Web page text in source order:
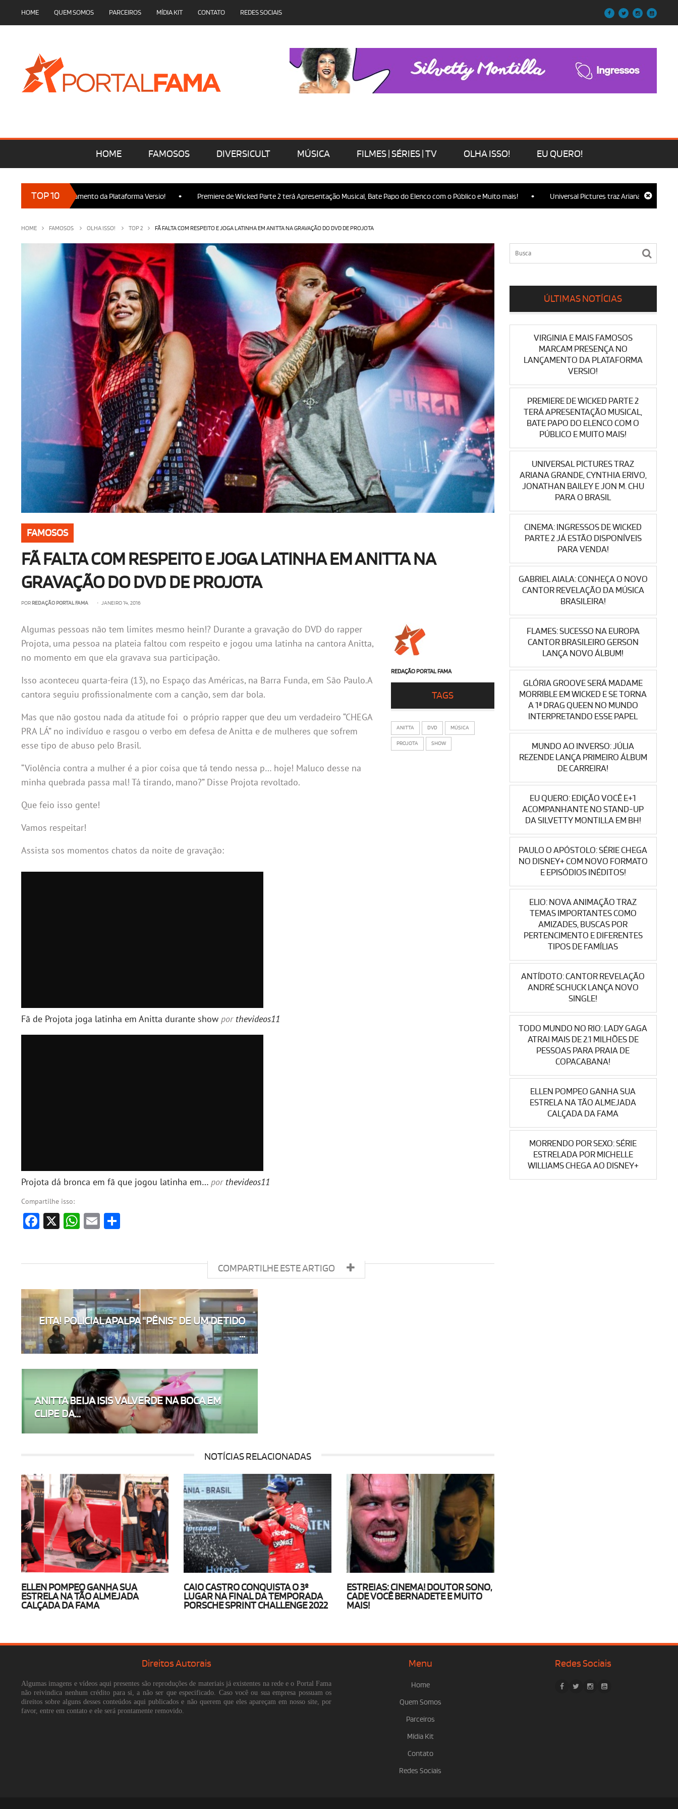
HOME QUEM SOMOS PARCEIROS MÍDIA KIT CONTATO REDES SOCIAIS
HOME FAMOSOS DIVERSICULT MÚSICA FILMES | SÉRIES | TV OLHA ISSO! EU QUERO!
TOP 10
no Lançamento da Plataforma Versio! • Premiere de Wicked Parte 2 terá Apresentação Musical, Bate Papo do Elenco com o Público e Muito mais! • Universal Pictures traz Ariana Grande, Cynthia
HOME FAMOSOS OLHA ISSO! TOP 2 FÃ FALTA COM RESPEITO E JOGA LATINHA EM ANITTA NA GRAVAÇÃO DO DVD DE PROJOTA
FAMOSOS
FÃ FALTA COM RESPEITO E JOGA LATINHA EM ANITTA NA
GRAVAÇÃO DO DVD DE PROJOTA
POR REDAÇÃO PORTAL FAMA • JANEIRO 14, 2016
REDAÇÃO PORTAL FAMA
TAGS
ANITTA DVD MÚSICA
PROJOTA SHOW
Algumas pessoas não tem limites mesmo hein!? Durante a gravação do DVD do rapper
Projota, uma pessoa na plateia faltou com respeito e jogou uma latinha na cantora Anitta,
no momento em que ela gravava sua participação.
Isso aconteceu quarta-feira (13), no Espaço das Américas, na Barra Funda, em São Paulo.A
cantora seguiu profissionalmente com a canção, sem dar bola.
Mas que não gostou nada da atitude foi o próprio rapper que deu um verdadeiro “CHEGA
PRA LÁ” no indivíduo e rasgou o verbo em defesa de Anitta e de mulheres que sofrem
esse tipo de abuso pelo Brasil.
“Violência contra a mulher é a pior coisa que tá tendo nessa p… hoje! Maluco desse na
minha quebrada passa mal! Tá tirando, mano?” Disse Projota revoltado.
Que feio isso gente!
Vamos respeitar!
Assista sos momentos chatos da noite de gravação:
Fã de Projota joga latinha em Anitta durante show por thevideos11
Projota dá bronca em fã que jogou latinha em… por thevideos11
Compartilhe isso:
Facebook
X WhatsApp
Email
COMPARTILHE ESTE ARTIGO
EITA! POLICIAL APALPA "PÊNIS" DE UM DETIDO
...
ANITTA BEIJA ISIS VALVERDE NA BOCA EM
CLIPE DA...
NOTÍCIAS RELACIONADAS
ELLEN POMPEO GANHA SUA
ESTRELA NA TÃO ALMEJADA
CALÇADA DA FAMA
CAIO CASTRO CONQUISTA O 3º
LUGAR NA FINAL DA TEMPORADA
PORSCHE SPRINT CHALLENGE 2022
ESTREIAS: CINEMA! DOUTOR SONO,
CADE VOCÊ BERNADETE E MUITO
MAIS!
ÚLTIMAS NOTÍCIAS
VIRGINIA E MAIS FAMOSOS
MARCAM PRESENÇA NO
LANÇAMENTO DA PLATAFORMA
VERSIO!
PREMIERE DE WICKED PARTE 2
TERÁ APRESENTAÇÃO MUSICAL,
BATE PAPO DO ELENCO COM O
PÚBLICO E MUITO MAIS!
UNIVERSAL PICTURES TRAZ
ARIANA GRANDE, CYNTHIA ERIVO,
JONATHAN BAILEY E JON M. CHU
PARA O BRASIL
CINEMA: INGRESSOS DE WICKED
PARTE 2 JÁ ESTÃO DISPONÍVEIS
PARA VENDA!
GABRIEL AIALA: CONHEÇA O NOVO
CANTOR REVELAÇÃO DA MÚSICA
BRASILEIRA!
FLAMES: SUCESSO NA EUROPA
CANTOR BRASILEIRO GERSON
LANÇA NOVO ÁLBUM!
GLÓRIA GROOVE SERÁ MADAME
MORRIBLE EM WICKED E SE TORNA
A 1ª DRAG QUEEN NO MUNDO
INTERPRETANDO ESSE PAPEL
MUNDO AO INVERSO: JÚLIA
REZENDE LANÇA PRIMEIRO ÁLBUM
DE CARREIRA!
EU QUERO: EDIÇÃO VOCÊ E+1
ACOMPANHANTE NO STAND-UP
DA SILVETTY MONTILLA EM BH!
PAULO O APÓSTOLO: SÉRIE CHEGA
NO DISNEY+ COM NOVO FORMATO
E EPISÓDIOS INÉDITOS!
ELIO: NOVA ANIMAÇÃO TRAZ
TEMAS IMPORTANTES COMO
AMIZADES, BUSCAS POR
PERTENCIMENTO E DIFERENTES
TIPOS DE FAMÍLIAS
ANTÍDOTO: CANTOR REVELAÇÃO
ANDRÉ SCHUCK LANÇA NOVO
SINGLE!
TODO MUNDO NO RIO: LADY GAGA
ATRAI MAIS DE 2.1 MILHÕES DE
PESSOAS PARA PRAIA DE
COPACABANA!
ELLEN POMPEO GANHA SUA
ESTRELA NA TÃO ALMEJADA
CALÇADA DA FAMA
MORRENDO POR SEXO: SÉRIE
ESTRELADA POR MICHELLE
WILLIAMS CHEGA AO DISNEY+
Direitos Autorais
Algumas imagens e vídeos aqui presentes são reproduções de materiais já existentes na rede e o Portal Fama
não reivindica nenhum crédito para si, a não ser que especificado. Caso você ou sua empresa possuam os
direitos sobre alguns desses conteúdos aqui publicados e não querem que eles apareçam em nosso site, por
favor, entre em contato e ele será prontamente removido.
Menu
Home
Quem Somos
Parceiros
Mídia Kit
Contato
Redes Sociais
Redes Sociais